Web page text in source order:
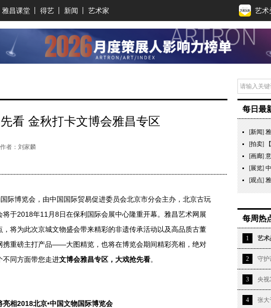
雅昌课堂 得艺 新闻 艺术家 艺术
看 金秋打卡文博会雅昌专区
作者：刘家麟
博览会，由中国国际贸易促进委员会北京市分会主办，北京古玩
于2018年11月8日在保利国际会展中心隆重开幕。雅昌艺术网展
，将为此次京城文物盛会带来精彩的非遗传承活动以及高品质古董
携重磅主打产品——大图精览，也将在博览会期间精彩亮相，绝对
不同方面带您走进文博会雅昌专区，大戏抢先看。
亮相2018北京•中国文物国际博览会
每日最
[新闻]
[拍卖]
[画廊]
[展览]中
[观点]雅
每周热
1 艺术
2 守护
3 央视
4 张大